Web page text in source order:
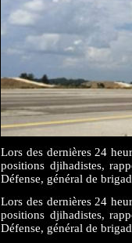
Lors des dernières 24
positions djihadistes,
Défense, général de
Lors des dernières 24
positions djihadistes,
Défense, général de